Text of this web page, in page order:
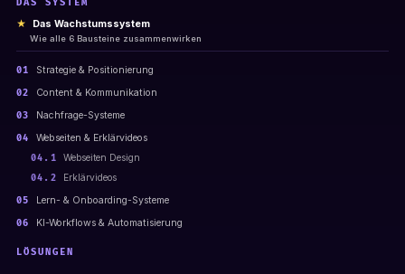
DAS SYSTEM
★ Das Wachstumssystem
Wie alle 6 Bausteine zusammenwirken
01 Strategie & Positionierung
02 Content & Kommunikation
03 Nachfrage-Systeme
04 Webseiten & Erklärvideos
04.1
Webseiten Design
04.2
Erklärvideos
05 Lern- & Onboarding-Systeme
06 KI-Workflows & Automatisierung
LÖSUNGEN